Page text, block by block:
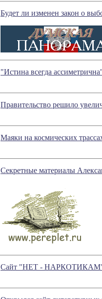
Будет ли изменен закон о
"Истина всегда
Правительство решило
Маяки на космических
Секретные материалы
Сайт "НET - НАРКОТИКАМ"